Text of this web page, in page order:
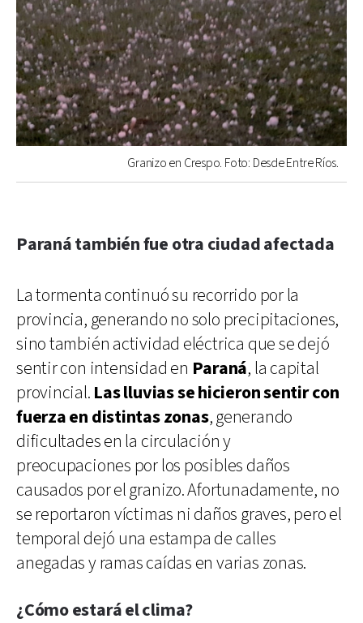
Granizo en Crespo. Foto: Desde Entre Ríos.
Paraná también fue otra ciudad afectada
La tormenta continuó su recorrido por la
provincia, generando no solo precipitaciones,
sino también actividad eléctrica que se dejó
sentir con intensidad en Paraná, la capital
provincial. Las lluvias se hicieron sentir con
fuerza en distintas zonas, generando
dificultades en la circulación y
preocupaciones por los posibles daños
causados por el granizo. Afortunadamente, no
se reportaron víctimas ni daños graves, pero el
temporal dejó una estampa de calles
anegadas y ramas caídas en varias zonas.
¿Cómo estará el clima?